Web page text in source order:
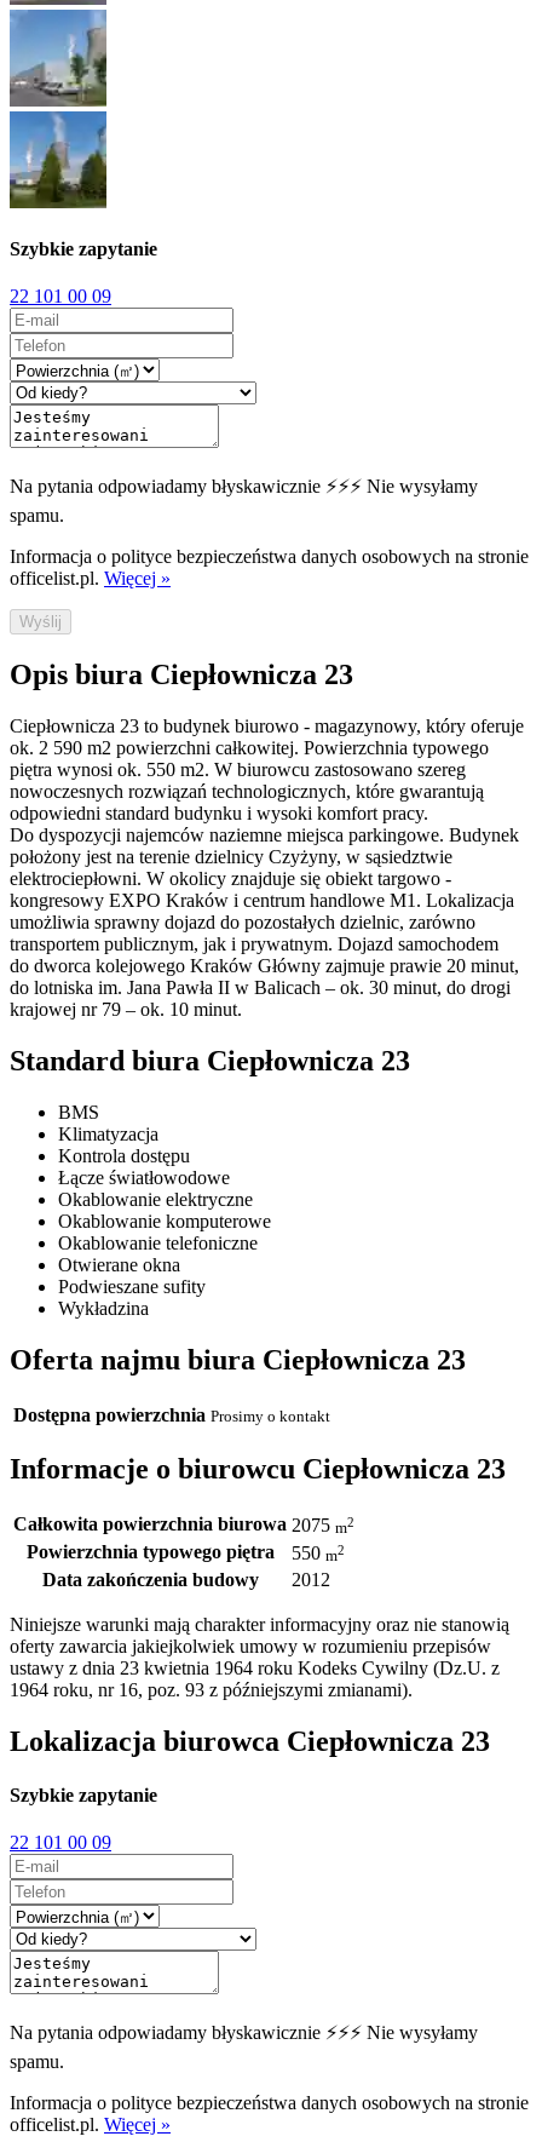
Szybkie zapytanie
22 101 00 09
Na pytania odpowiadamy błyskawicznie ⚡⚡⚡ Nie wysyłamy
spamu.
Informacja o polityce bezpieczeństwa danych osobowych na stronie
officelist.pl. Więcej »
Wyślij
Opis biura Ciepłownicza 23
Ciepłownicza 23 to budynek biurowo - magazynowy, który oferuje
ok. 2 590 m2 powierzchni całkowitej. Powierzchnia typowego
piętra wynosi ok. 550 m2. W biurowcu zastosowano szereg
nowoczesnych rozwiązań technologicznych, które gwarantują
odpowiedni standard budynku i wysoki komfort pracy.
Do dyspozycji najemców naziemne miejsca parkingowe. Budynek
położony jest na terenie dzielnicy Czyżyny, w sąsiedztwie
elektrociepłowni. W okolicy znajduje się obiekt targowo -
kongresowy EXPO Kraków i centrum handlowe M1. Lokalizacja
umożliwia sprawny dojazd do pozostałych dzielnic, zarówno
transportem publicznym, jak i prywatnym. Dojazd samochodem
do dworca kolejowego Kraków Główny zajmuje prawie 20 minut,
do lotniska im. Jana Pawła II w Balicach – ok. 30 minut, do drogi
krajowej nr 79 – ok. 10 minut.
Standard biura Ciepłownicza 23
BMS
Klimatyzacja
Kontrola dostępu
Łącze światłowodowe
Okablowanie elektryczne
Okablowanie komputerowe
Okablowanie telefoniczne
Otwierane okna
Podwieszane sufity
Wykładzina
Oferta najmu biura Ciepłownicza 23
Dostępna powierzchnia Prosimy o kontakt
Informacje o biurowcu Ciepłownicza 23
Całkowita powierzchnia biurowa 2075 m2
Powierzchnia typowego piętra 550 m2
Data zakończenia budowy 2012
Niniejsze warunki mają charakter informacyjny oraz nie stanowią
oferty zawarcia jakiejkolwiek umowy w rozumieniu przepisów
ustawy z dnia 23 kwietnia 1964 roku Kodeks Cywilny (Dz.U. z
1964 roku, nr 16, poz. 93 z późniejszymi zmianami).
Lokalizacja biurowca Ciepłownicza 23
Szybkie zapytanie
22 101 00 09
Na pytania odpowiadamy błyskawicznie ⚡⚡⚡ Nie wysyłamy
spamu.
Informacja o polityce bezpieczeństwa danych osobowych na stronie
officelist.pl. Więcej »